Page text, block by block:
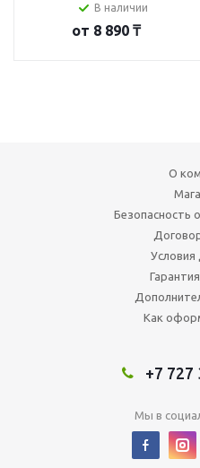
В наличии
от 8 890 ₸
О
Безопасность
Условия
Как
+7 727
Мы в